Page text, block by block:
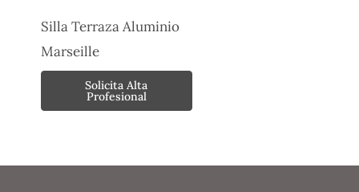
Silla Terraza Aluminio
Marseille
Solicita Alta
Profesional